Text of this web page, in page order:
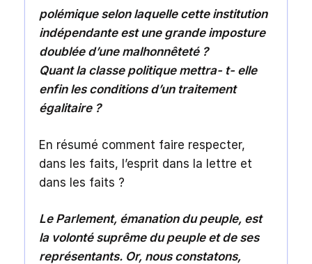
polémique selon laquelle cette institution
indépendante est une grande imposture
doublée d’une malhonnêteté ?
Quant la classe politique mettra- t- elle
enfin les conditions d’un traitement
égalitaire ?
En résumé comment faire respecter,
dans les faits, l’esprit dans la lettre et
dans les faits ?
Le Parlement, émanation du peuple, est
la volonté suprême du peuple et de ses
représentants. Or, nous constatons,